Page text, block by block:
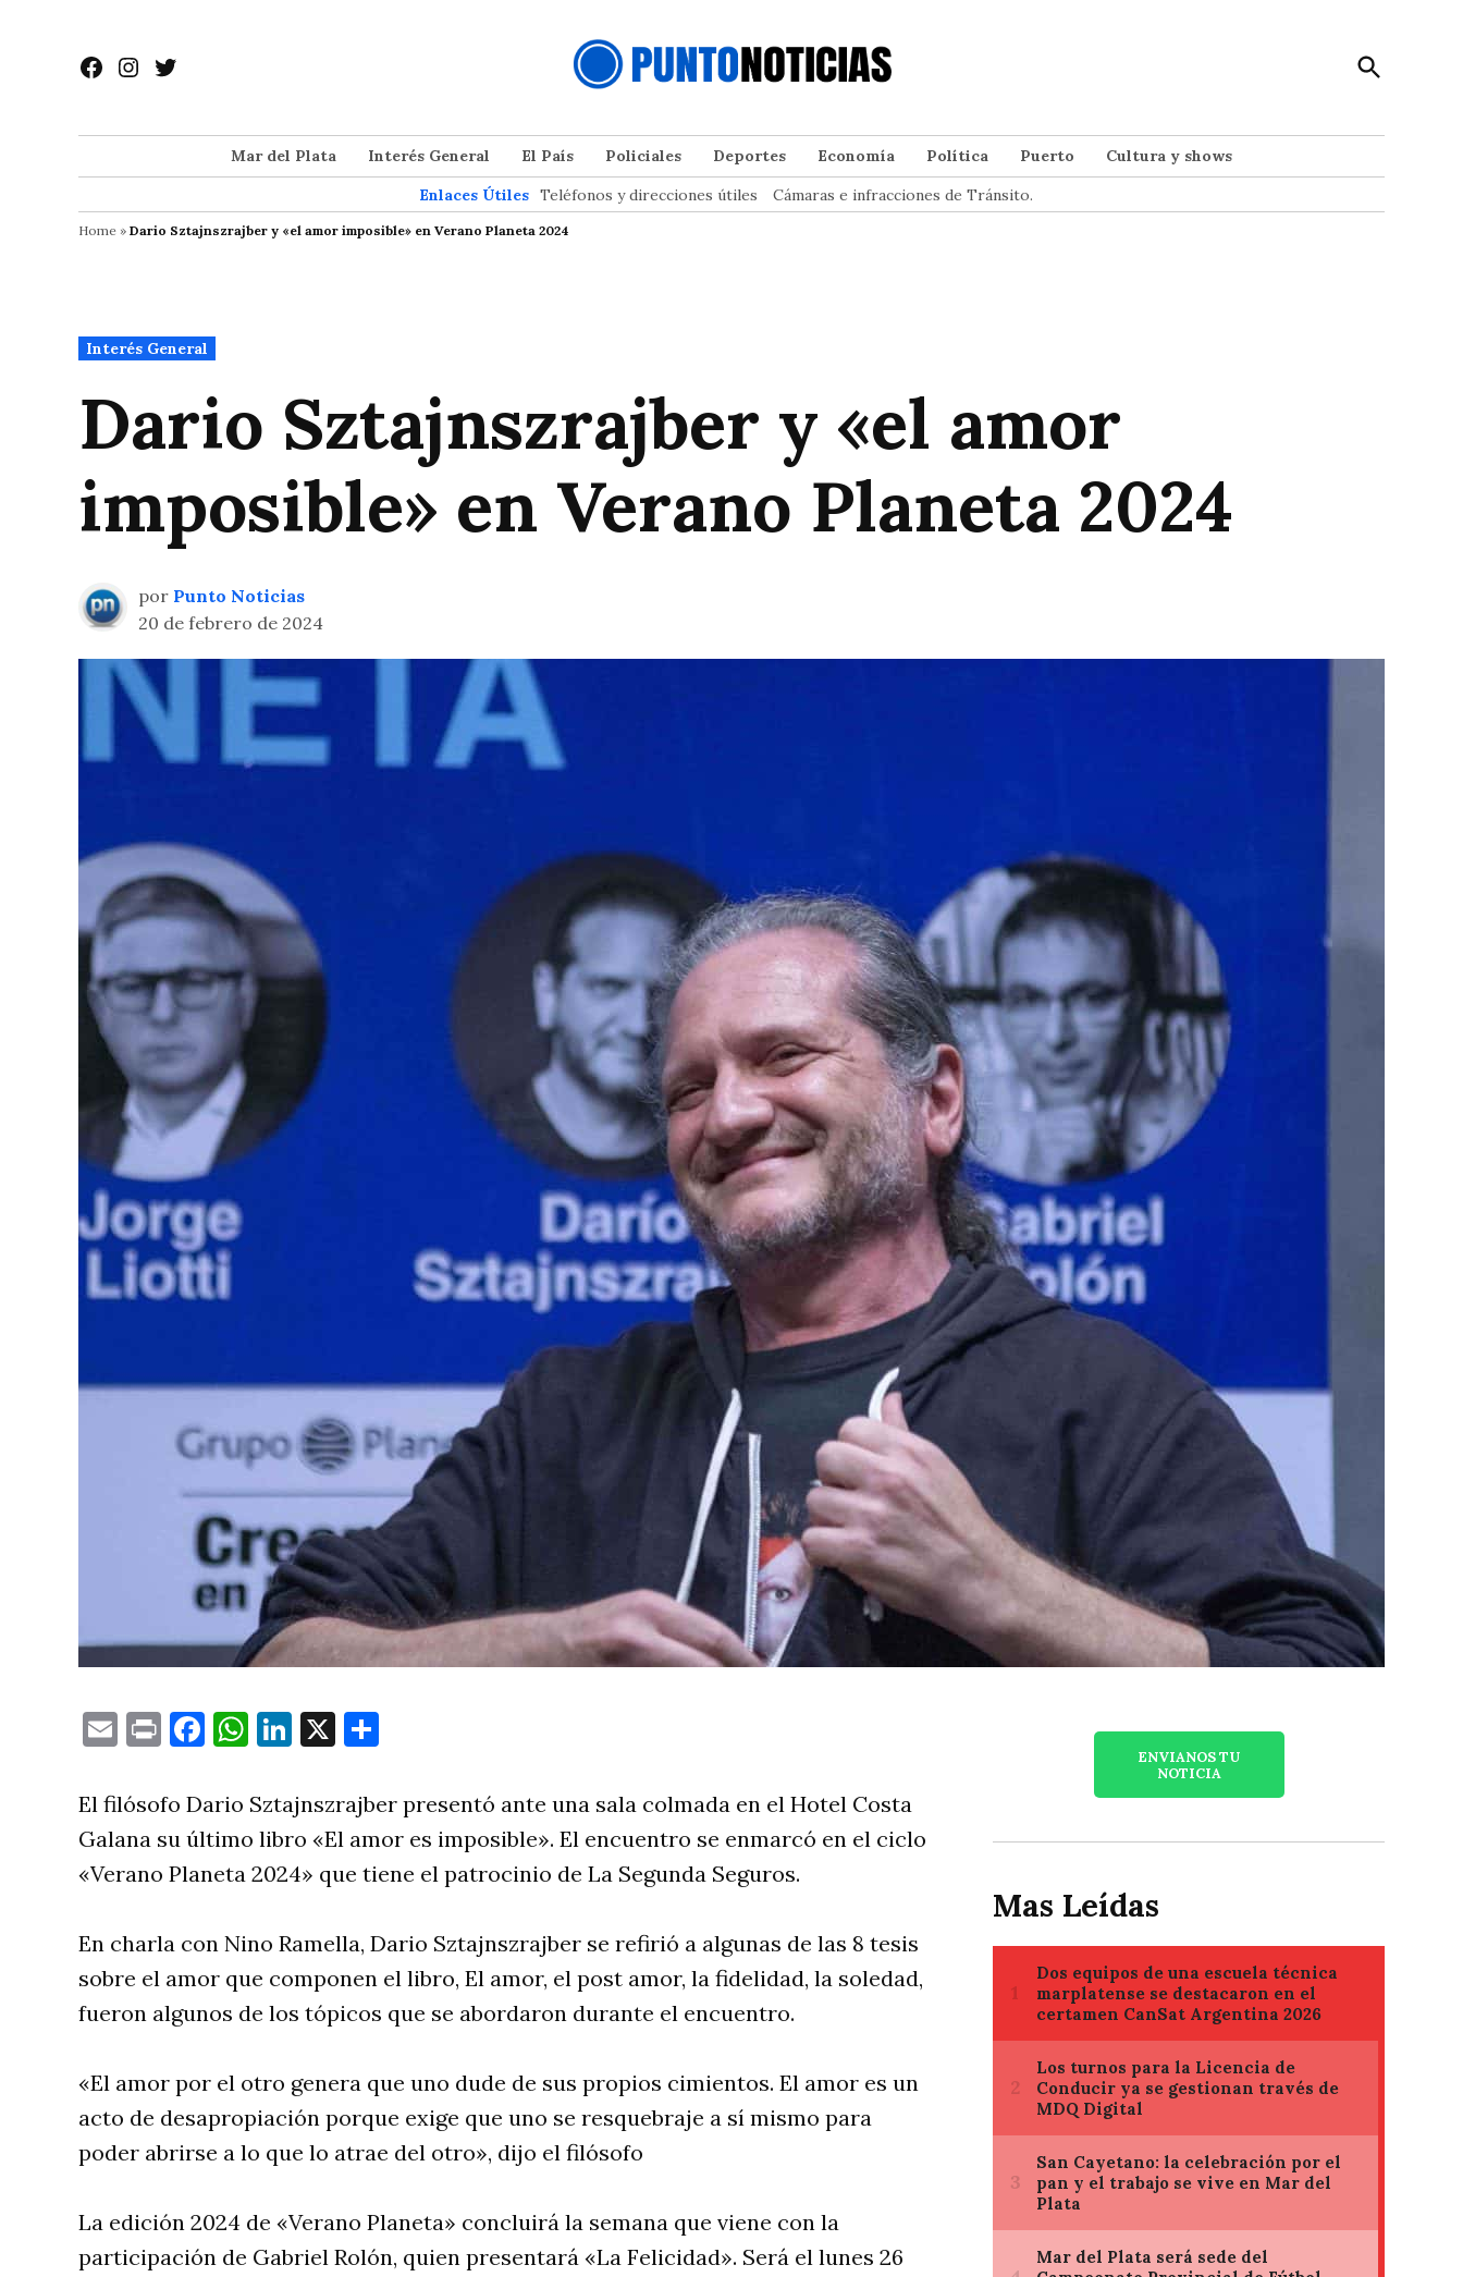
contenido
Facebook
Instagram
Twitter
Open
Search
Mar del Plata Interés General El País Policiales Deportes Economía Política Puerto
Cultura y shows
Enlaces Útiles Teléfonos y direcciones útiles Cámaras e infracciones de Tránsito.
Home » Dario Sztajnszrajber y «el amor imposible» en Verano Planeta 2024
Publicado
en
Interés General
Dario Sztajnszrajber y «el amor
imposible» en Verano Planeta 2024
por Punto Noticias
20 de febrero de 2024
EmailPrintFacebook
WhatsApp
LinkedIn
X
El filósofo Dario Sztajnszrajber presentó ante una sala colmada en el Hotel Costa
Galana su último libro «El amor es imposible». El encuentro se enmarcó en el ciclo
«Verano Planeta 2024» que tiene el patrocinio de La Segunda Seguros.
En charla con Nino Ramella, Dario Sztajnszrajber se refirió a algunas de las 8 tesis
sobre el amor que componen el libro, El amor, el post amor, la fidelidad, la soledad,
fueron algunos de los tópicos que se abordaron durante el encuentro.
«El amor por el otro genera que uno dude de sus propios cimientos. El amor es un
acto de desapropiación porque exige que uno se resquebraje a sí mismo para
poder abrirse a lo que lo atrae del otro», dijo el filósofo
La edición 2024 de «Verano Planeta» concluirá la semana que viene con la
participación de Gabriel Rolón, quien presentará «La Felicidad». Será el lunes 26
ENVIANOS TU
NOTICIA
Mas Leídas